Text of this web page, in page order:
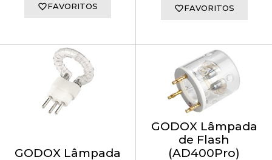
FAVORITOS FAVORITOS
GODOX Lâmpada
GODOX Lâmpada
de Flash
(AD400Pro)